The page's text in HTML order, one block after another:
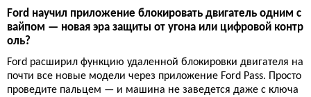
Ford научил приложение блокировать двигатель одним с
вайпом — новая эра защиты от угона или цифровой контр
оль?
Ford расширил функцию удаленной блокировки двигателя на
почти все новые модели через приложение Ford Pass. Просто
проведите пальцем — и машина не заведется даже с ключа